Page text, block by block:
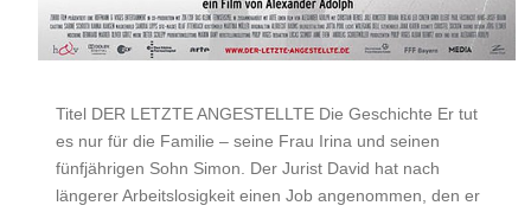
Titel DER LETZTE ANGESTELLTE Die Geschichte Er tut
es nur für die Familie – seine Frau Irina und seinen
fünfjährigen Sohn Simon. Der Jurist David hat nach
längerer Arbeitslosigkeit einen Job angenommen, den er